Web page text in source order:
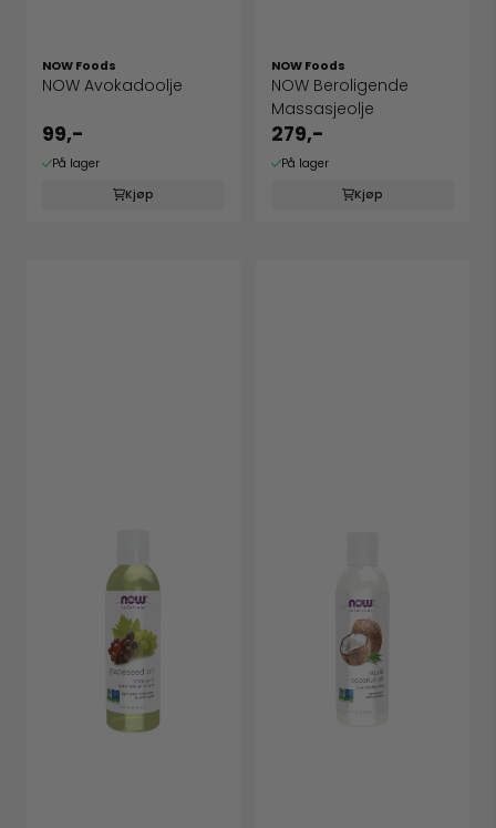
NOW Foods
NOW Avokadoolje
99,-
På lager
Kjøp
NOW Foods
NOW Beroligende
Massasjeolje
279,-
På lager
Kjøp